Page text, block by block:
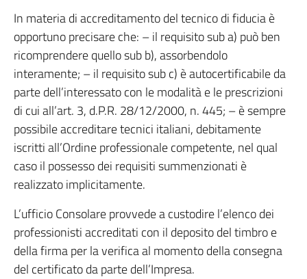
In materia di accreditamento del tecnico di fiducia è
opportuno precisare che: – il requisito sub a) può ben
ricomprendere quello sub b), assorbendolo
interamente; – il requisito sub c) è autocertificabile da
parte dell’interessato con le modalità e le prescrizioni
di cui all’art. 3, d.P.R. 28/12/2000, n. 445; – è sempre
possibile accreditare tecnici italiani, debitamente
iscritti all’Ordine professionale competente, nel qual
caso il possesso dei requisiti summenzionati è
realizzato implicitamente.
L’ufficio Consolare provvede a custodire l’elenco dei
professionisti accreditati con il deposito del timbro e
della firma per la verifica al momento della consegna
del certificato da parte dell’Impresa.